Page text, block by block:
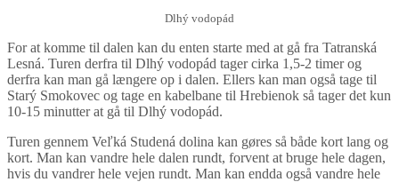
Dlhý vodopád
For at komme til dalen kan du enten starte med at gå fra Tatranská
Lesná. Turen derfra til Dlhý vodopád tager cirka 1,5-2 timer og
derfra kan man gå længere op i dalen. Ellers kan man også tage til
Starý Smokovec og tage en kabelbane til Hrebienok så tager det kun
10-15 minutter at gå til Dlhý vodopád.
Turen gennem Veľká Studená dolina kan gøres så både kort lang og
kort. Man kan vandre hele dalen rundt, forvent at bruge hele dagen,
hvis du vandrer hele vejen rundt. Man kan endda også vandre hele